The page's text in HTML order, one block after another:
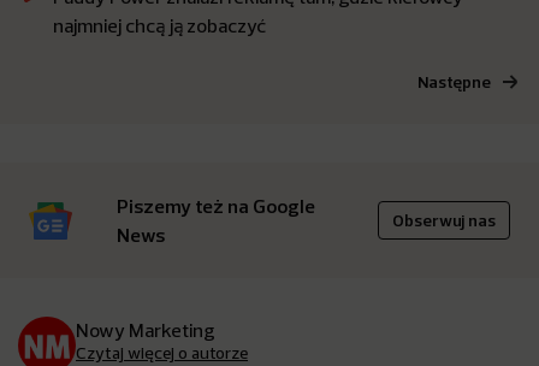
najmniej chcą ją zobaczyć
Następne
Piszemy też na Google
News
Obserwuj nas
Nowy Marketing
Czytaj więcej o autorze